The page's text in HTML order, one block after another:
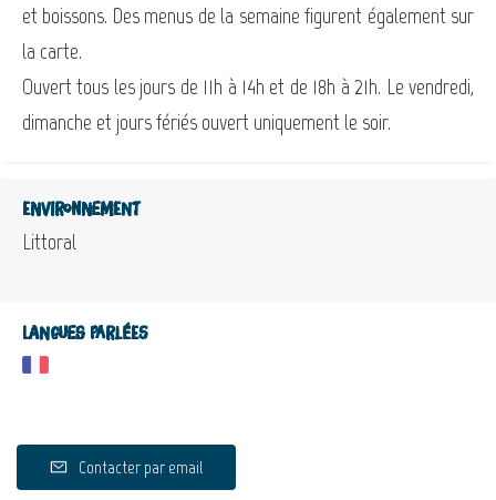
et boissons. Des menus de la semaine figurent également sur
la carte.
Ouvert tous les jours de 11h à 14h et de 18h à 21h. Le vendredi,
dimanche et jours fériés ouvert uniquement le soir.
Environnement
Littoral
Langues parlées
Contacter par email